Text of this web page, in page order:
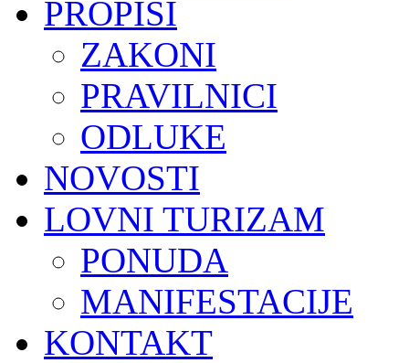
PROPISI
ZAKONI
PRAVILNICI
ODLUKE
NOVOSTI
LOVNI TURIZAM
PONUDA
MANIFESTACIJE
KONTAKT